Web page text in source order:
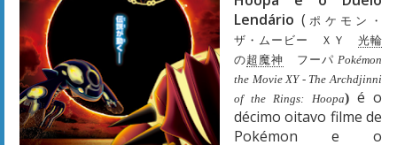
Lendário( ポケモン・
ザ・ムービー ＸＹ 光輪
の超魔神 フーパ Pokémon
the Movie XY - The Archdjinni
of the Rings: Hoopa) é o
décimo oitavo filme de
Pokémon e o